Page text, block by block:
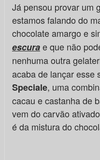
Já pensou provar um
estamos falando do
chocolate amargo e
escurae que não
nenhuma outra
acaba de lançar esse
Speciale, uma
cacau e castanha de
vem do carvão
é da mistura do